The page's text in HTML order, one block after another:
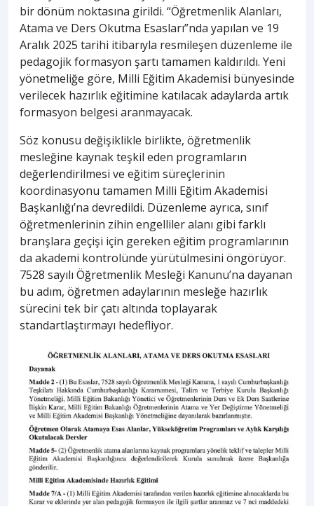
bir dönüm noktasına girildi. “Öğretmenlik Alanları,
Atama ve Ders Okutma Esasları”nda yapılan ve 19
Aralık 2025 tarihi itibarıyla resmileşen düzenleme ile
pedagojik formasyon şartı tamamen kaldırıldı. Yeni
yönetmeliğe göre, Milli Eğitim Akademisi bünyesinde
verilecek hazırlık eğitimine katılacak adaylarda artık
formasyon belgesi aranmayacak.
Söz konusu değişiklikle birlikte, öğretmenlik
mesleğine kaynak teşkil eden programların
değerlendirilmesi ve eğitim süreçlerinin
koordinasyonu tamamen Milli Eğitim Akademisi
Başkanlığı’na devredildi. Düzenleme ayrıca, sınıf
öğretmenlerinin zihin engelliler alanı gibi farklı
branşlara geçişi için gereken eğitim programlarının
da akademi kontrolünde yürütülmesini öngörüyor.
7528 sayılı Öğretmenlik Mesleği Kanunu’na dayanan
bu adım, öğretmen adaylarının mesleğe hazırlık
sürecini tek bir çatı altında toplayarak
standartlaştırmayı hedefliyor.